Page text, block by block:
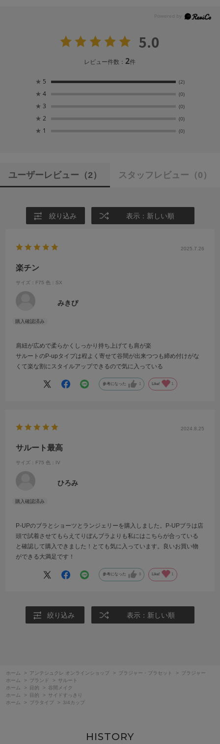
5.0
レビュー件数：2件
★ 5 (2)
★ 4 (0)
★ 3 (0)
★ 2 (0)
★ 1 (0)
ユーザーレビュー （2） スタッフレビュー （0）
絞り込み 表示：新しい順
2025.7.26
楽チン
サイズ：F75 色：SX
みきぴ
肩紐が広めで柔らかくしっかり持ち上げても肩が楽
サルートのP-upタイプは程よく寄せて谷間が出来つつも締め付けがな
くて楽な割にスタイルアップできるので気に入っている
参考になった 1 Like! 1
2024.8.25
サルート最高
サイズ：F75 色：IV
ひろみ
P-UPのブラとショーツとランジェリーを購入しました。P-UPブラは店
頭で試着させてもらえてりぼんブラよりも私にはこちらが合っている
と確認して購入できました！とても気に入っています。良いお買い物
ができる大満足です！
参考になった 0 Like! 1
絞り込み 表示：新しい順
ホーム > アンテシュクレ オンラインショップ > ブラジャー・ブラセット >
ブラジャー
ホーム
> ブランド >
サルート
ホーム
> 目的 >
谷間メイク
ホーム
> 目的 >
サイドすっきり
ホーム
> ブラタイプ > 3/4カップ
HISTORY